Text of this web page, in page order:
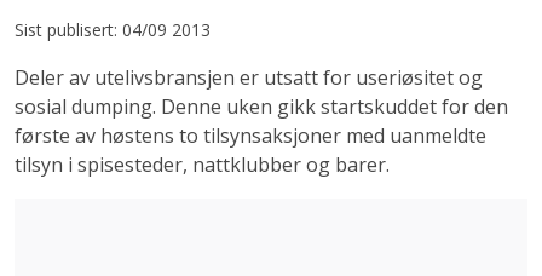
Sist publisert: 04/09 2013
Deler av utelivsbransjen er utsatt for useriøsitet og
sosial dumping. Denne uken gikk startskuddet for den
første av høstens to tilsynsaksjoner med uanmeldte
tilsyn i spisesteder, nattklubber og barer.